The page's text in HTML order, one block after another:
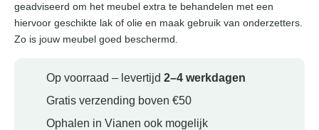
geadviseerd om het meubel extra te behandelen met een
hiervoor geschikte lak of olie en maak gebruik van onderzetters.
Zo is jouw meubel goed beschermd.
Op voorraad – levertijd 2–4 werkdagen
Gratis verzending boven €50
Ophalen in Vianen ook mogelijk